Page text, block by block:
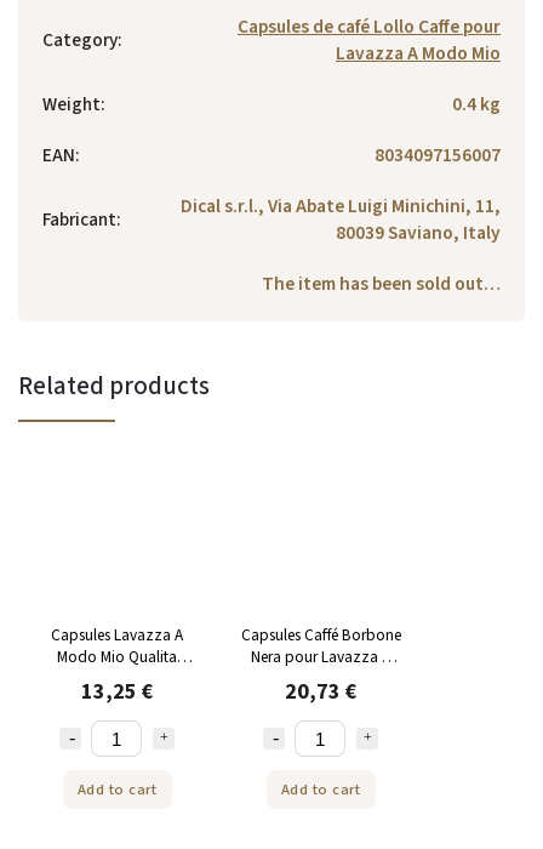
Category:
Capsules de café Lollo Caffe pour
Lavazza A Modo Mio
Weight:
0.4 kg
EAN: 8034097156007
Fabricant:
Dical s.r.l., Via Abate Luigi Minichini, 11,
80039 Saviano, Italy
The item has been sold out…
Related products
Capsules Lavazza A
Modo Mio Qualita
Rossa 36 pcs
13,25 €
Add to cart
Capsules Caffé Borbone
Nera pour Lavazza A
Modo Mio® 100 pcs
20,73 €
Add to cart